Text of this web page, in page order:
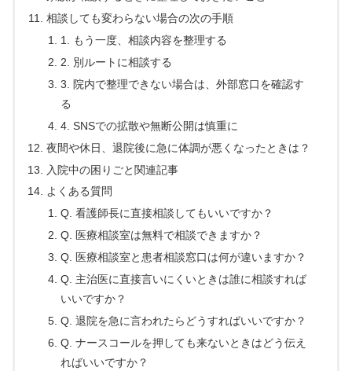
相談しても変わらない場合の次の手順
1. もう一度、相談内容を整理する
2. 別ルートに相談する
3. 院内で整理できない場合は、外部窓口を確認す
る
4. SNSでの拡散や無断公開は慎重に
夜間や休日、退院後に急に体調が悪くなったときは？
入院中の困りごと関連記事
よくある質問
Q. 看護師長に直接相談してもいいですか？
Q. 医療相談室は無料で相談できますか？
Q. 医療相談室と患者相談窓口は何が違いますか？
Q. 主治医に直接言いにくいときは誰に相談すれば
いいですか？
Q. 退院を急に言われたらどうすればいいですか？
Q. ナースコールを押しても来ないときはどう伝え
ればいいですか？